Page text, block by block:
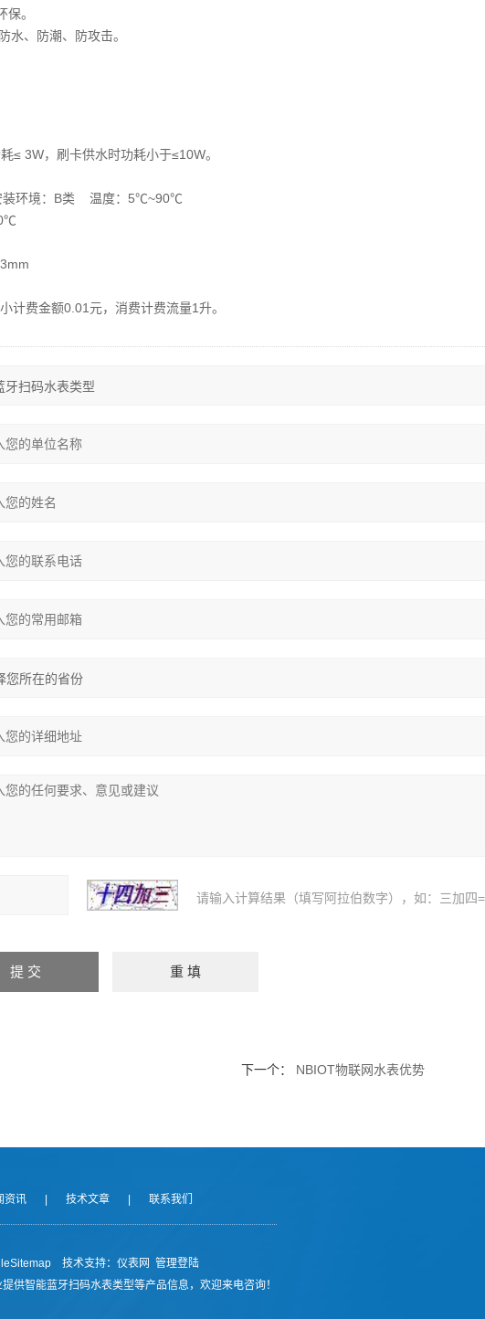
。
水、防潮、防攻击。
≤ 3W，刷卡供水时功耗小于≤10W。
装环境：B类 温度：5℃~90℃
计费金额0.01元，消费计费流量1升。
请输入计算结果（填写阿拉伯数字），如：三加四
下一个： NBIOT物联网水表优势
资讯 技术文章 联系我们
技术支持： 仪表网 管理登陆
供智能蓝牙扫码水表类型等产品信息，欢迎来电咨询！